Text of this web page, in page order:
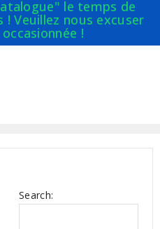
le temps de
Veuillez nous excuser
!
Search: